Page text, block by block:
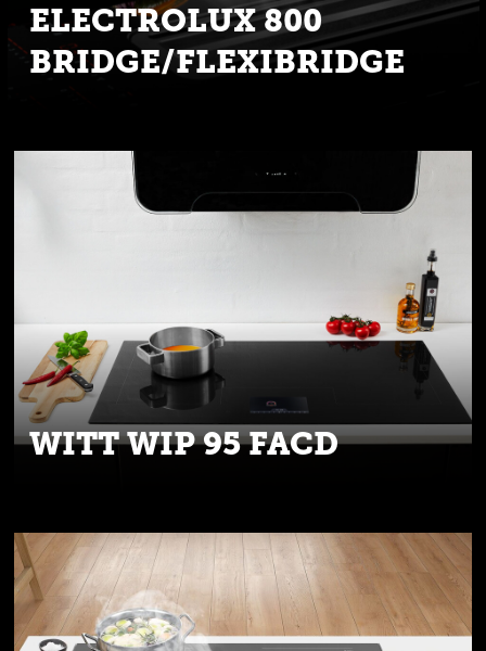
ELECTROLUX 800
BRIDGE/FLEXIBRIDGE
WITT WIP 95 FACD